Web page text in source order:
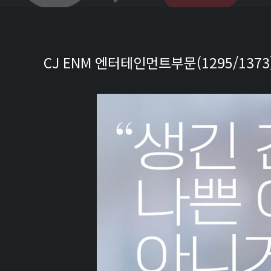
CJ ENM 엔터테인먼트부문(1295/